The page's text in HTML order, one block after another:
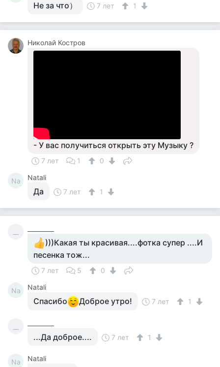
Не за что） 7 лет 1
Николай Костров
- У вас получиться открыть эту Музыку ?
7 лет 1 0
Na Natali
Да 7 лет 1
)))Какая ты красивая....фотка супер ....И
песенка тож...
7 лет 5 0
Na Natali
Спасибо Доброе утро! 7 лет 1
...Да доброе.... 7 лет 1
Na Natali